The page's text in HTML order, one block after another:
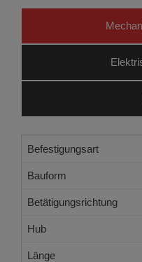
Befestigungsart
Bauform
Betätigungsrichtung
Hub
Länge